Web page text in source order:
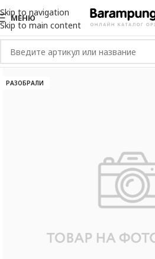
Skip to navigation
Skip to main content
МЕНЮ
РАЗОБРАЛИ